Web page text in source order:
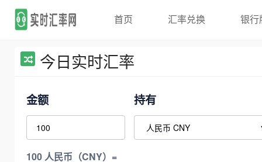
首页 汇率兑换 银行
今日实时汇率
金额 持有
100 人民币（CNY）=